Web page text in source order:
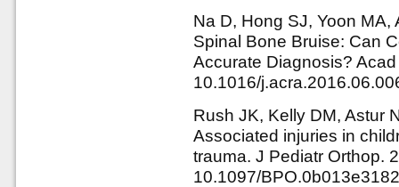
Na D, Hong SJ, Yoon MA,
Spinal Bone Bruise: Can
Accurate Diagnosis?
10.1016/
Rush JK, Kelly DM, Astur
Associated injuries in
trauma. J Pediatr Orthop.
10.1097/